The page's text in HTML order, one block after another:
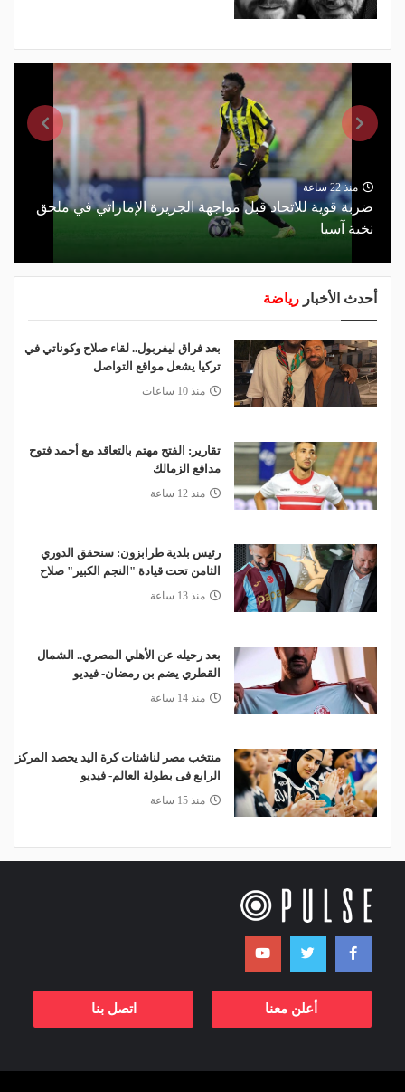
منذ 22 ساعة
ضربة قوية للاتحاد قبل مواجهة الجزيرة الإماراتي في ملحق
نخبة آسيا
أحدث الأخبار رياضة
بعد فراق ليفربول.. لقاء صلاح وكوناتي في
تركيا يشعل مواقع التواصل
منذ 10 ساعات
تقارير: الفتح مهتم بالتعاقد مع أحمد فتوح
مدافع الزمالك
منذ 12 ساعة
رئيس بلدية طرابزون: سنحقق الدوري
الثامن تحت قيادة "النجم الكبير" صلاح
منذ 13 ساعة
بعد رحيله عن الأهلي المصري.. الشمال
القطري يضم بن رمضان- فيديو
منذ 14 ساعة
منتخب مصر لناشئات كرة اليد يحصد المركز
الرابع فى بطولة العالم- فيديو
منذ 15 ساعة
أعلن معنا اتصل بنا